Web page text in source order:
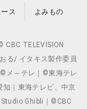
ス よみもの
TELEVISION
る/ イタキス製作委員
メ～テレ｜©東海テレ
知｜東海テレビ、中京
Ghibli｜©CBC